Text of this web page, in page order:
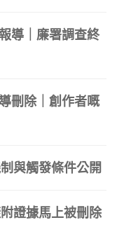
導｜廉署調查終
刪除｜創作者嘅
與觸發條件公開
證據馬上被刪除